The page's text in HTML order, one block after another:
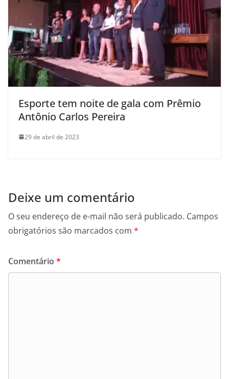
Esporte tem noite de gala com Prêmio
Antônio Carlos Pereira
29 de abril de 2023
Deixe um comentário
O seu endereço de e-mail não será publicado. Campos
obrigatórios são marcados com *
Comentário *